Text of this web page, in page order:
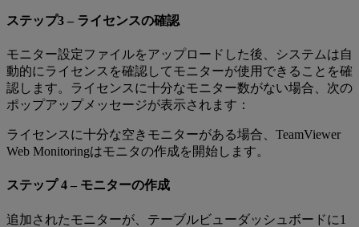
ステップ3 – ライセンスの確認
モニター設定ファイルをアップロードした後、システムは自
動的にライセンスを確認してモニターが使用できることを確
認します。ライセンスに十分なモニター数がない場合、次の
ポップアップメッセージが表示されます：
ライセンスに十分な空きモニターがある場合、TeamViewer
Web Monitoringはモニタの作成を開始します。
ステップ 4 – モニターの作成
追加されたモニターが、テーブルビューダッシュボードに1